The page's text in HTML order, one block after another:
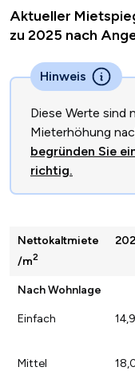
Aktueller
zu 2025 nach
Hinweis
Diese Werte sind
Mieterhöhung
begründen Sie
richtig.
Nettokaltmiete
/m2
Nach Wohnlage
Einfach
Mittel